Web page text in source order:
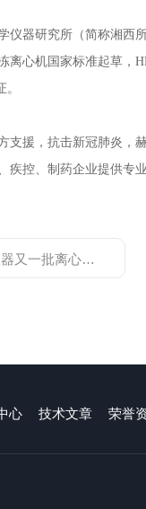
仪器研究所（简称湘西
离心机国家标准起草，
支援，抗击新冠肺炎，
疾控、制药企业提供专
心机设备发往海外
心 技术文章 荣誉